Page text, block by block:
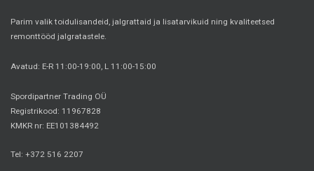
Parim valik toidulisandeid, jalgrattaid ja lisatarvikuid ning kvaliteetsed
remonttööd jalgratastele.
Avatud: E-R 11:00-19:00, L 11:00-15:00
Spordipartner Trading OÜ
Registrikood: 11967828
KMKR nr: EE101384492
Tel: +372 516 2207